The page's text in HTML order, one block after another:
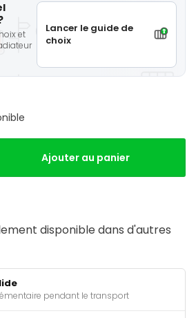
et
Lancer le guide de
choix
Ajouter au panier
disponible dans d'autres
pendant le transport